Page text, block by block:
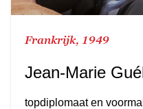
Frankrijk, 1949
Jean-Marie
topdiplomaat en